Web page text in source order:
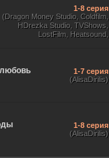
1-8 серия
(Dragon Money Studio, Coldfilm,
HDrezka Studio, TVShows,
LostFilm, Heatsound,
1-7 серия
(AlisaDirilis)
1-8 серия
(AlisaDirilis)